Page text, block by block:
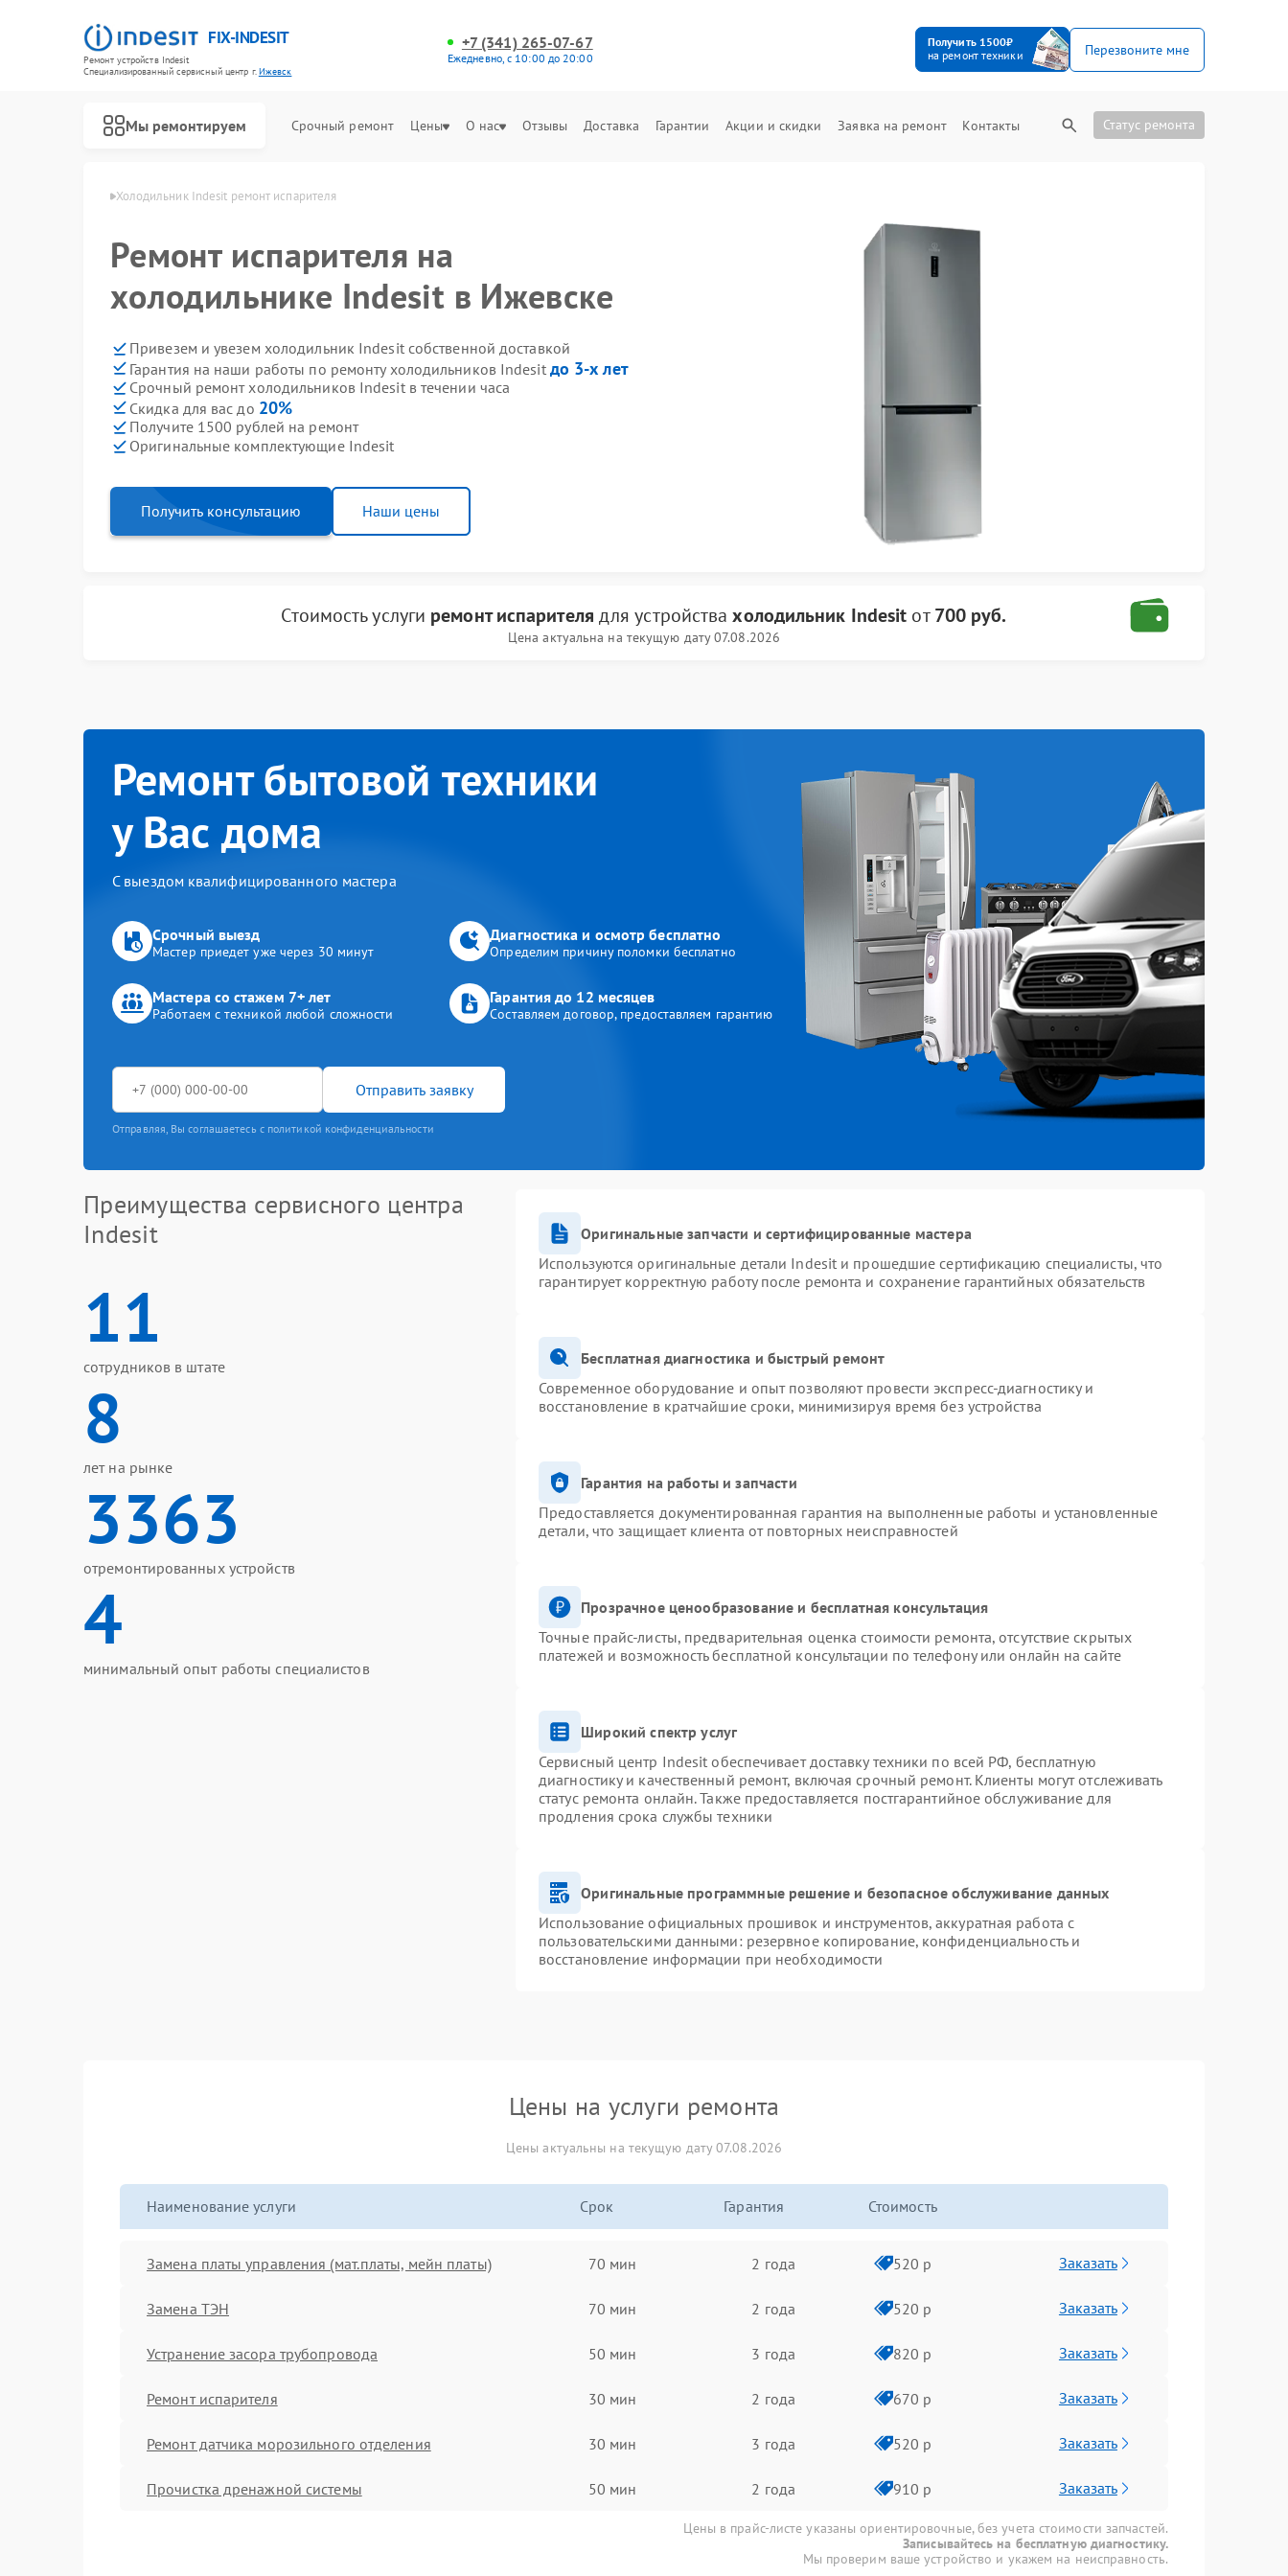
FIX-INDESIT
Ремонт устройств Indesit
Специализированный cервисный центр г.Ижевск
+7 (341) 265-07-67
Ежедневно, с 10:00 до 20:00
Получить 1500₽
на ремонт техники
Перезвоните мне
Мы ремонтируем Срочный ремонт Цены О нас Отзывы Доставка Гарантии Акции и скидки Заявка на ремонт Контакты Статус ремонта
Холодильник Indesit ремонт испарителя
Ремонт испарителя на
холодильнике Indesit в Ижевске
Привезем и увезем холодильник Indesit собственной доставкой
Гарантия на наши работы по ремонту холодильников Indesit до 3-х лет
Срочный ремонт холодильников Indesit в течении часа
Скидка для вас до 20%
Получите 1500 рублей на ремонт
Оригинальные комплектующие Indesit
Получить консультацию Наши цены
Стоимость услуги ремонт испарителя для устройствахолодильник Indesit от700 руб.
Цена актуальна на текущую дату 07.08.2026
Ремонт бытовой техники
у Вас дома
С выездом квалифицированного мастера
Срочный выезд
Мастер приедет уже через 30 минут
Диагностика и осмотр бесплатно
Определим причину поломки бесплатно
Мастера со стажем 7+ лет
Работаем с техникой любой сложности
Гарантия до 12 месяцев
Составляем договор, предоставляем гарантию
Отправить заявку
Отправляя, Вы соглашаетесь с политикой конфиденциальности
Преимущества сервисного центра
Indesit
11
сотрудников в штате
8
лет на рынке
3363
отремонтированных устройств
4
минимальный опыт работы специалистов
Оригинальные запчасти и сертифицированные мастера
Используются оригинальные детали Indesit и прошедшие сертификацию специалисты, что
гарантирует корректную работу после ремонта и сохранение гарантийных обязательств
Бесплатная диагностика и быстрый ремонт
Современное оборудование и опыт позволяют провести экспресс-диагностику и
восстановление в кратчайшие сроки, минимизируя время без устройства
Гарантия на работы и запчасти
Предоставляется документированная гарантия на выполненные работы и установленные
детали, что защищает клиента от повторных неисправностей
Прозрачное ценообразование и бесплатная консультация
Точные прайс-листы, предварительная оценка стоимости ремонта, отсутствие скрытых
платежей и возможность бесплатной консультации по телефону или онлайн на сайте
Широкий спектр услуг
Сервисный центр Indesit обеспечивает доставку техники по всей РФ, бесплатную
диагностику и качественный ремонт, включая срочный ремонт. Клиенты могут отслеживать
статус ремонта онлайн. Также предоставляется постгарантийное обслуживание для
продления срока службы техники
Оригинальные программные решение и безопасное обслуживание данных
Использование официальных прошивок и инструментов, аккуратная работа с
пользовательскими данными: резервное копирование, конфиденциальность и
восстановление информации при необходимости
Цены на услуги ремонта
Цены актуальны на текущую дату 07.08.2026
Наименование услуги Срок Гарантия Стоимость
Замена платы управления (мат.платы, мейн платы) 70 мин 2 года 520 р Заказать
Замена ТЭН 70 мин 2 года 520 р Заказать
Устранение засора трубопровода 50 мин 3 года 820 р Заказать
Ремонт испарителя 30 мин 2 года 670 р Заказать
Ремонт датчика морозильного отделения 30 мин 3 года 520 р Заказать
Прочистка дренажной системы 50 мин 2 года 910 р Заказать
Цены в прайс-листе указаны ориентировочные, без учета стоимости запчастей.
Записывайтесь на бесплатную диагностику.
Мы проверим ваше устройство и укажем на неисправность.